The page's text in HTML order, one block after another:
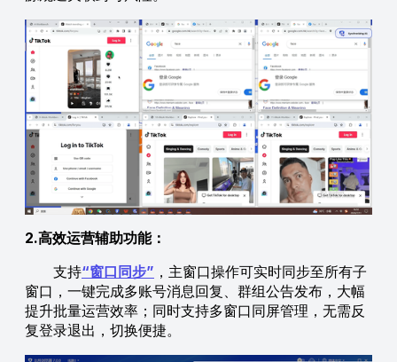
2.高效运营辅助功能：
支持“窗口同步” ，主窗口操作可实时同步至所有子
窗口，一键完成多账号消息回复、群组公告发布，大幅
提升批量运营效率；同时支持多窗口同屏管理，无需反
复登录退出，切换便捷。